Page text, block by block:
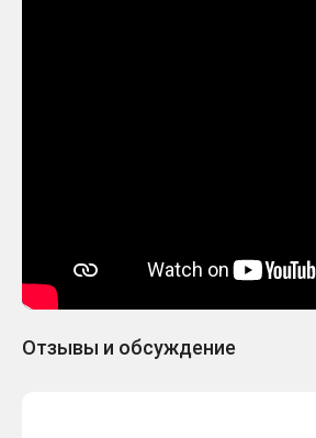
Отзывы и обсуждение